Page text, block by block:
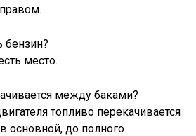
бензин?
место.
между баками?
топливо перекачивается
основной, до полного